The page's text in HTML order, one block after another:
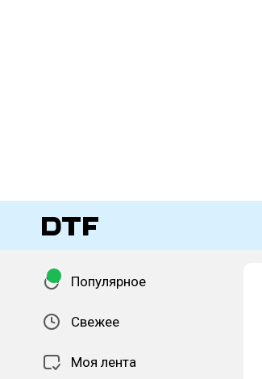
Популярное
Свежее
Моя лента